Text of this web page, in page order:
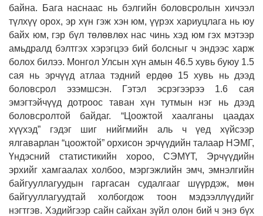
байна. Бага наснаас нь бэлгийн боловсролын хичээл
түлхүү орох, эр хүн гэж хэн юм, үүрэх хариуцлага нь юу
байх юм, гэр бүл төлөвлөх нас чинь хэд юм гэх мэтээр
амьдралд бэлтгэх хэрэгцээ бий болсныг ч эндээс харж
болох билээ. Монгол Улсын хүн амын 46.5 хувь буюу 1.5
сая нь эрчүүд атлаа тэдний ердөө 15 хувь нь дээд
боловсрол эзэмшсэн. Гэтэл эсрэгээрээ 1.6 сая
эмэгтэйчүүд дотроос таван хүн тутмын нэг нь дээд
боловсролтой байдаг. “Цоожтой хаалганы цаадах
хүүхэд” гэдэг шиг нийгмийн аль ч үед хүйсээр
ялгаварлан “цоожтой” орхисон эрчүү­дийн талаар НЭМГ,
Үндэс­ний статистикийн хороо, СЭМҮТ, Эрчүүдийн
эрхийг хамгаалах холбоо, мэргэж­лийн эмч, эмнэлгийн
байгуул­ла­гуу­дын гаргасан судалгааг шүүрдэж, мөн
байгууллагуудтай холбогдож тоон мэдээллүүдийг
нэгтгэв. Хэдийгээр сайн сайхан зүйл олон бий ч энэ бүх